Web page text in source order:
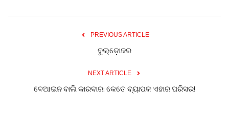
PREVIOUS ARTICLE
ବୁଲ୍‌ଡ଼ୋଜର
NEXT ARTICLE
ବେଆଇନ ବାଲି କାରବାର: କେତେ ବ୍ୟାପକ ଏହାର ପରିସର!